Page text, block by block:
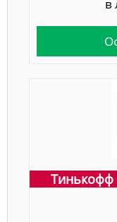
в
Тинькофф